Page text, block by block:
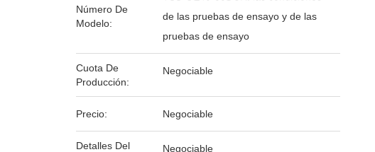
Número De
Modelo:
de las pruebas de ensayo y de las
pruebas de ensayo
Cuota De
Producción:
Negociable
Precio: Negociable
Detalles Del
Negociable